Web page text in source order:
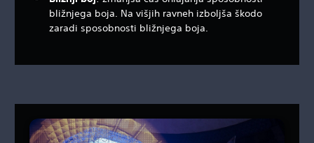
bližnjega boja. Na višjih ravneh izboljša škodo
zaradi sposobnosti bližnjega boja.